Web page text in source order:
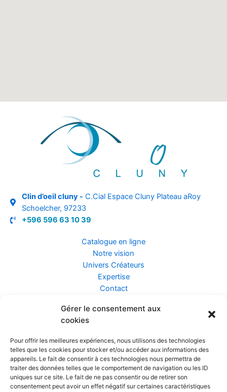
Gérer le consentement aux
cookies
Pour offrir les meilleures expériences, nous utilisons des technologies
telles que les cookies pour stocker et/ou accéder aux informations des
appareils. Le fait de consentir à ces technologies nous permettra de
traiter des données telles que le comportement de navigation ou les ID
uniques sur ce site. Le fait de ne pas consentir ou de retirer son
consentement peut avoir un effet négatif sur certaines caractéristiques
Clin d’oeil cluny - C.Cial Espace Cluny Plateau aRoy
Schoelcher, 97233
+596 596 63 10 39
Catalogue en ligne
Notre vision
Univers Créateurs
Expertise
Contact
Assurance ZEN
Confidentialité et Données
Conditions Générales de Vente